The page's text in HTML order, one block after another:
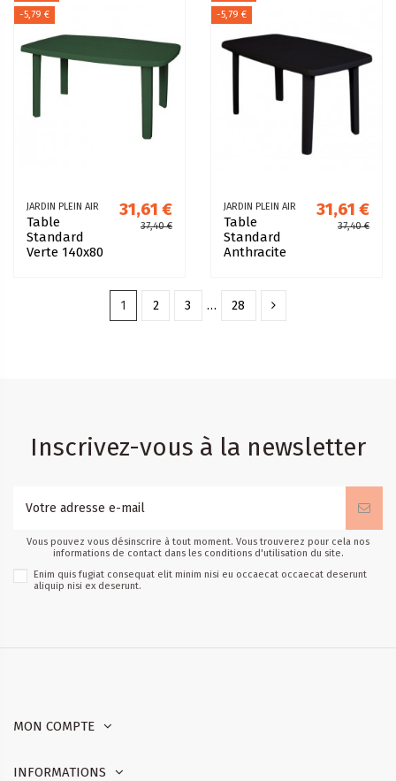
-5,79 €
JARDIN PLEIN AIR
Table
Standard
Verte 140x80
31,61 €
37,40 €
-5,79 €
JARDIN PLEIN AIR
Table
Standard
Anthracite
31,61 €
37,40 €
1 2 3 … 28
Inscrivez-vous à la newsletter
Vous pouvez vous désinscrire à tout moment. Vous trouverez pour cela nos
informations de contact dans les conditions d'utilisation du site.
Enim quis fugiat consequat elit minim nisi eu occaecat occaecat deserunt
aliquip nisi ex deserunt.
MON COMPTE
INFORMATIONS